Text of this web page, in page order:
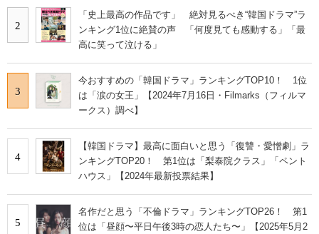
2
「史上最高の作品です」 絶対見るべき“韓国ドラマ”ラ
ンキング1位に絶賛の声 「何度見ても感動する」「最
高に笑って泣ける」
3
今おすすめの「韓国ドラマ」ランキングTOP10！ 1位
は「涙の女王」【2024年7月16日・Filmarks（フィルマ
ークス）調べ】
4
【韓国ドラマ】最高に面白いと思う「復讐・愛憎劇」ラ
ンキングTOP20！ 第1位は「梨泰院クラス」「ペント
ハウス」【2024年最新投票結果】
5
名作だと思う「不倫ドラマ」ランキングTOP26！ 第1
位は「昼顔〜平日午後3時の恋人たち〜」【2025年5月2